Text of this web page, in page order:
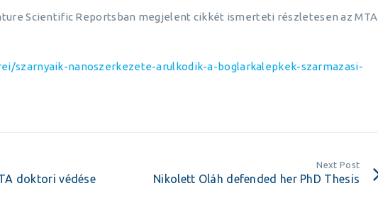
Scientific Reportsban megjelent cikkét ismerteti részletesen az MTA
szarnyaik-nanoszerkezete-arulkodik-a-boglarkalepkek-szarmazasi-
doktori védése
Next Post
Nikolett Oláh defended her PhD Thesis